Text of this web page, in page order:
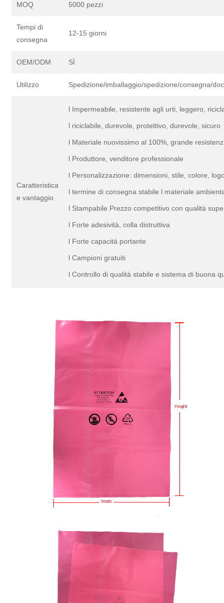
MOQ 5000 pezzi
Tempi di
consegna
12-15 giorni
OEM/ODM SÌ
Utilizzo Spedizione/imballaggio/spedizione/consegna/
Caratteristica
e vantaggio
l Impermeabile, resistente agli urti, leggero,
l riciclabile, durevole, protettivo, durevole, sicuro
l Materiale nuovissimo al 100%, grande
l Produttore, venditore professionale
l Personalizzazione: dimensioni, stile, colore,
l termine di consegna stabile l materiale
l Stampabile Prezzo competitivo con qualità
l Forte adesività, colla distruttiva
l Forte capacità portante
l Campioni gratuiti
l Controllo di qualità stabile e sistema di buona